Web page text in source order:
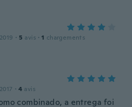
· 5 avis · 1 chargements
· 4 avis
combinado, a entrega foi